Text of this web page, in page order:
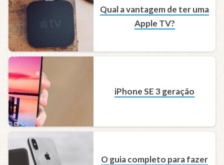
Qual a vantagem de ter uma
Apple TV?
iPhone SE 3 geração
O guia completo para fazer